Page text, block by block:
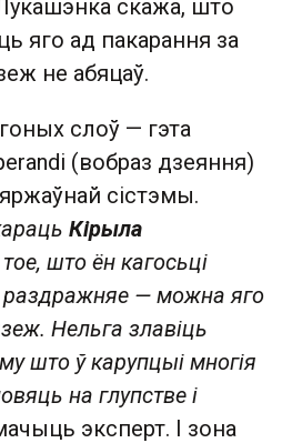
скажа, што
яго ад пакарання за
не абяцаў.
слоў — гэта
(вобраз дзеяння)
сістэмы.
Кірыла
што ён кагосьці
раздражняе — можна яго
Нельга злавіць
што ў карупцыі многія
на глупстве і
эксперт. І зона